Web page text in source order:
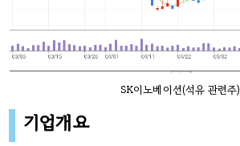
SK이노베이션(석유 관련주)
기업개요